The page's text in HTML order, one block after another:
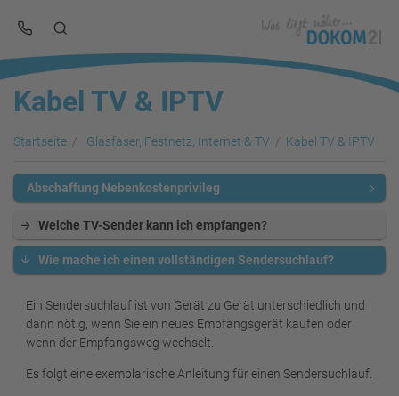
Kabel TV & IPTV
Startseite Glasfaser, Festnetz, Internet & TV Kabel TV & IPTV
Abschaffung Nebenkostenprivileg
Welche TV-Sender kann ich empfangen?
Wie mache ich einen vollständigen Sendersuchlauf?
Ein Sendersuchlauf ist von Gerät zu Gerät unterschiedlich und
dann nötig, wenn Sie ein neues Empfangsgerät kaufen oder
wenn der Empfangsweg wechselt.
Es folgt eine exemplarische Anleitung für einen Sendersuchlauf.